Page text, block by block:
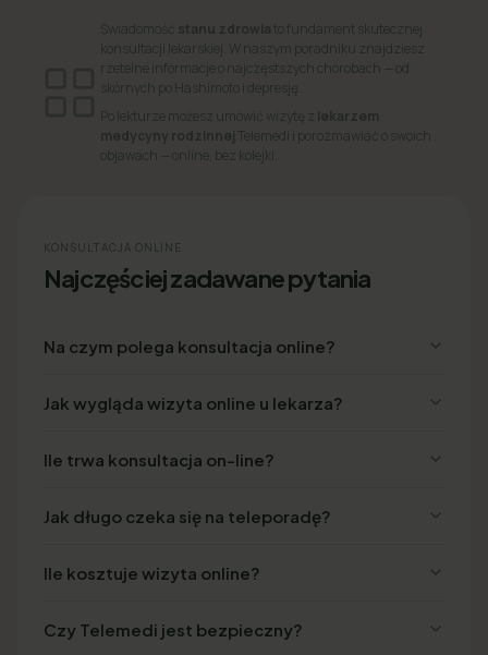
Świadomość stanu zdrowia to fundament skutecznej
konsultacji lekarskiej. W naszym poradniku znajdziesz
rzetelne informacje o najczęstszych chorobach — od
skórnych po Hashimoto i depresję.
Po lekturze możesz umówić wizytę z lekarzem
medycyny rodzinnej Telemedi i porozmawiać o swoich
objawach — online, bez kolejki.
KONSULTACJA ONLINE
Najczęściej zadawane pytania
Na czym polega konsultacja online?
Jak wygląda wizyta online u lekarza?
Ile trwa konsultacja on-line?
Jak długo czeka się na teleporadę?
Ile kosztuje wizyta online?
Czy Telemedi jest bezpieczny?